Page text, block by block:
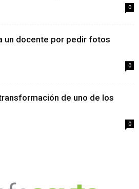
0
un docente por pedir fotos
0
de uno de los
0